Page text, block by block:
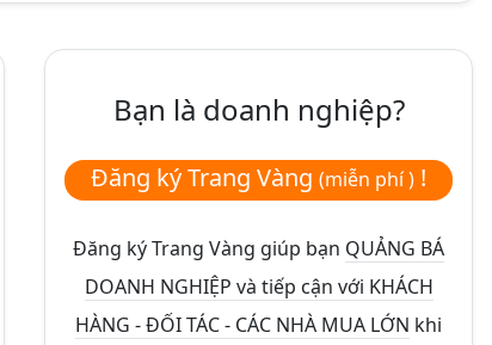
Bạn là doanh nghiệp?
Đăng ký Trang Vàng (miễn phí ) !
Đăng ký Trang Vàng giúp bạn QUẢNG BÁ
DOANH NGHIỆP và tiếp cận với KHÁCH
HÀNG - ĐỐI TÁC - CÁC NHÀ MUA LỚN khi